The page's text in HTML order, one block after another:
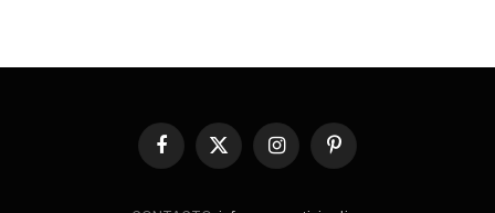
Facebook
X
InstagramPinterest